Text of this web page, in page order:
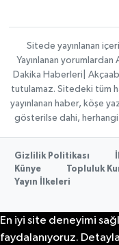
Sitede yayınlanan
Yayınlanan
Dakika Haberleri|
tutulamaz. Sitedeki tüm
yayınlanan haber, köşe
gösterilse dahi, herhangi
Gizlilik Politikası
Künye
Topluluk
Yayın İlkeleri
En iyi site deneyimi
faydalanıyoruz.